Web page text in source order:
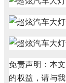
免责声明：本
的权益，请与